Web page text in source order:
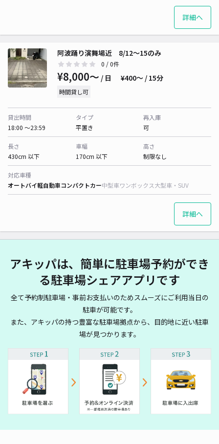
詳細へ
阿波踊り演舞場近 8/12〜15のみ
0 / 0件
¥8,000〜 / 日 ¥400〜 / 15分
時間貸し可
貸出時間
18:00 〜23:59
タイプ
平置き
再入庫
可
長さ
430cm 以下
車幅
170cm 以下
高さ
制限なし
対応車種
オートバイ軽自動車コンパクトカー中型車ワンボックス大型車・SUV
詳細へ
アキッパは、簡単に駐車場予約ができ
る駐車場シェアアプリです
全て予約制駐車場・事前お支払いのためスムーズにご利用当日の
駐車が可能です。
また、アキッパの持つ豊富な駐車場拠点から、目的地に近い駐車
場が見つかります。